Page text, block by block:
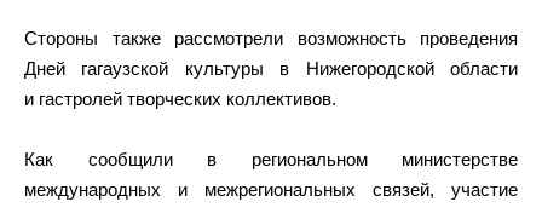
Стороны также рассмотрели возможность проведения
Дней гагаузской культуры в Нижегородской области
и гастролей творческих коллективов.
Как сообщили в региональном министерстве
международных и межрегиональных связей, участие